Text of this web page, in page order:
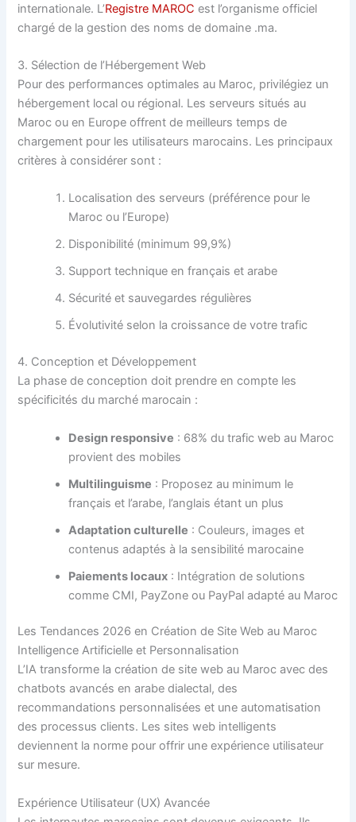
internationale. L’Registre MAROC est l’organisme officiel
chargé de la gestion des noms de domaine .ma.
3. Sélection de l’Hébergement Web
Pour des performances optimales au Maroc, privilégiez un
hébergement local ou régional. Les serveurs situés au
Maroc ou en Europe offrent de meilleurs temps de
chargement pour les utilisateurs marocains. Les principaux
critères à considérer sont :
Localisation des serveurs (préférence pour le
Maroc ou l’Europe)
Disponibilité (minimum 99,9%)
Support technique en français et arabe
Sécurité et sauvegardes régulières
Évolutivité selon la croissance de votre trafic
4. Conception et Développement
La phase de conception doit prendre en compte les
spécificités du marché marocain :
Design responsive : 68% du trafic web au Maroc
provient des mobiles
Multilinguisme : Proposez au minimum le
français et l’arabe, l’anglais étant un plus
Adaptation culturelle : Couleurs, images et
contenus adaptés à la sensibilité marocaine
Paiements locaux : Intégration de solutions
comme CMI, PayZone ou PayPal adapté au Maroc
Les Tendances 2026 en Création de Site Web au Maroc
Intelligence Artificielle et Personnalisation
L’IA transforme la création de site web au Maroc avec des
chatbots avancés en arabe dialectal, des
recommandations personnalisées et une automatisation
des processus clients. Les sites web intelligents
deviennent la norme pour offrir une expérience utilisateur
sur mesure.
Expérience Utilisateur (UX) Avancée